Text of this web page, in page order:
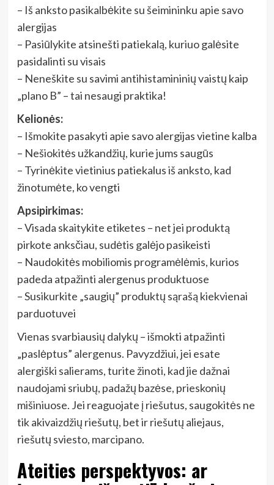
– Iš anksto pasikalbėkite su šeimininku apie savo
alergijas
– Pasiūlykite atsinešti patiekalą, kuriuo galėsite
pasidalinti su visais
– Neneškite su savimi antihistamininių vaistų kaip
„plano B” – tai nesaugi praktika!
Kelionės:
– Išmokite pasakyti apie savo alergijas vietine kalba
– Nešiokitės užkandžių, kurie jums saugūs
– Tyrinėkite vietinius patiekalus iš anksto, kad
žinotumėte, ko vengti
Apsipirkimas:
– Visada skaitykite etiketes – net jei produktą
pirkote anksčiau, sudėtis galėjo pasikeisti
– Naudokitės mobiliomis programėlėmis, kurios
padeda atpažinti alergenus produktuose
– Susikurkite „saugių” produktų sąrašą kiekvienai
parduotuvei
Vienas svarbiausių dalykų – išmokti atpažinti
„paslėptus” alergenus. Pavyzdžiui, jei esate
alergiški salierams, turite žinoti, kad jie dažnai
naudojami sriubų, padažų bazėse, prieskonių
mišiniuose. Jei reaguojate į riešutus, saugokitės ne
tik akivaizdžių riešutų, bet ir riešutų aliejaus,
riešutų sviesto, marcipano.
Ateities perspektyvos: ar